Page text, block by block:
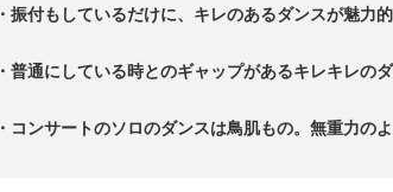
・振付もしているだけに、キレのあるダンスが魅力
・普通にしている時とのギャップがあるキレキレの
・コンサートのソロのダンスは鳥肌もの。無重力の